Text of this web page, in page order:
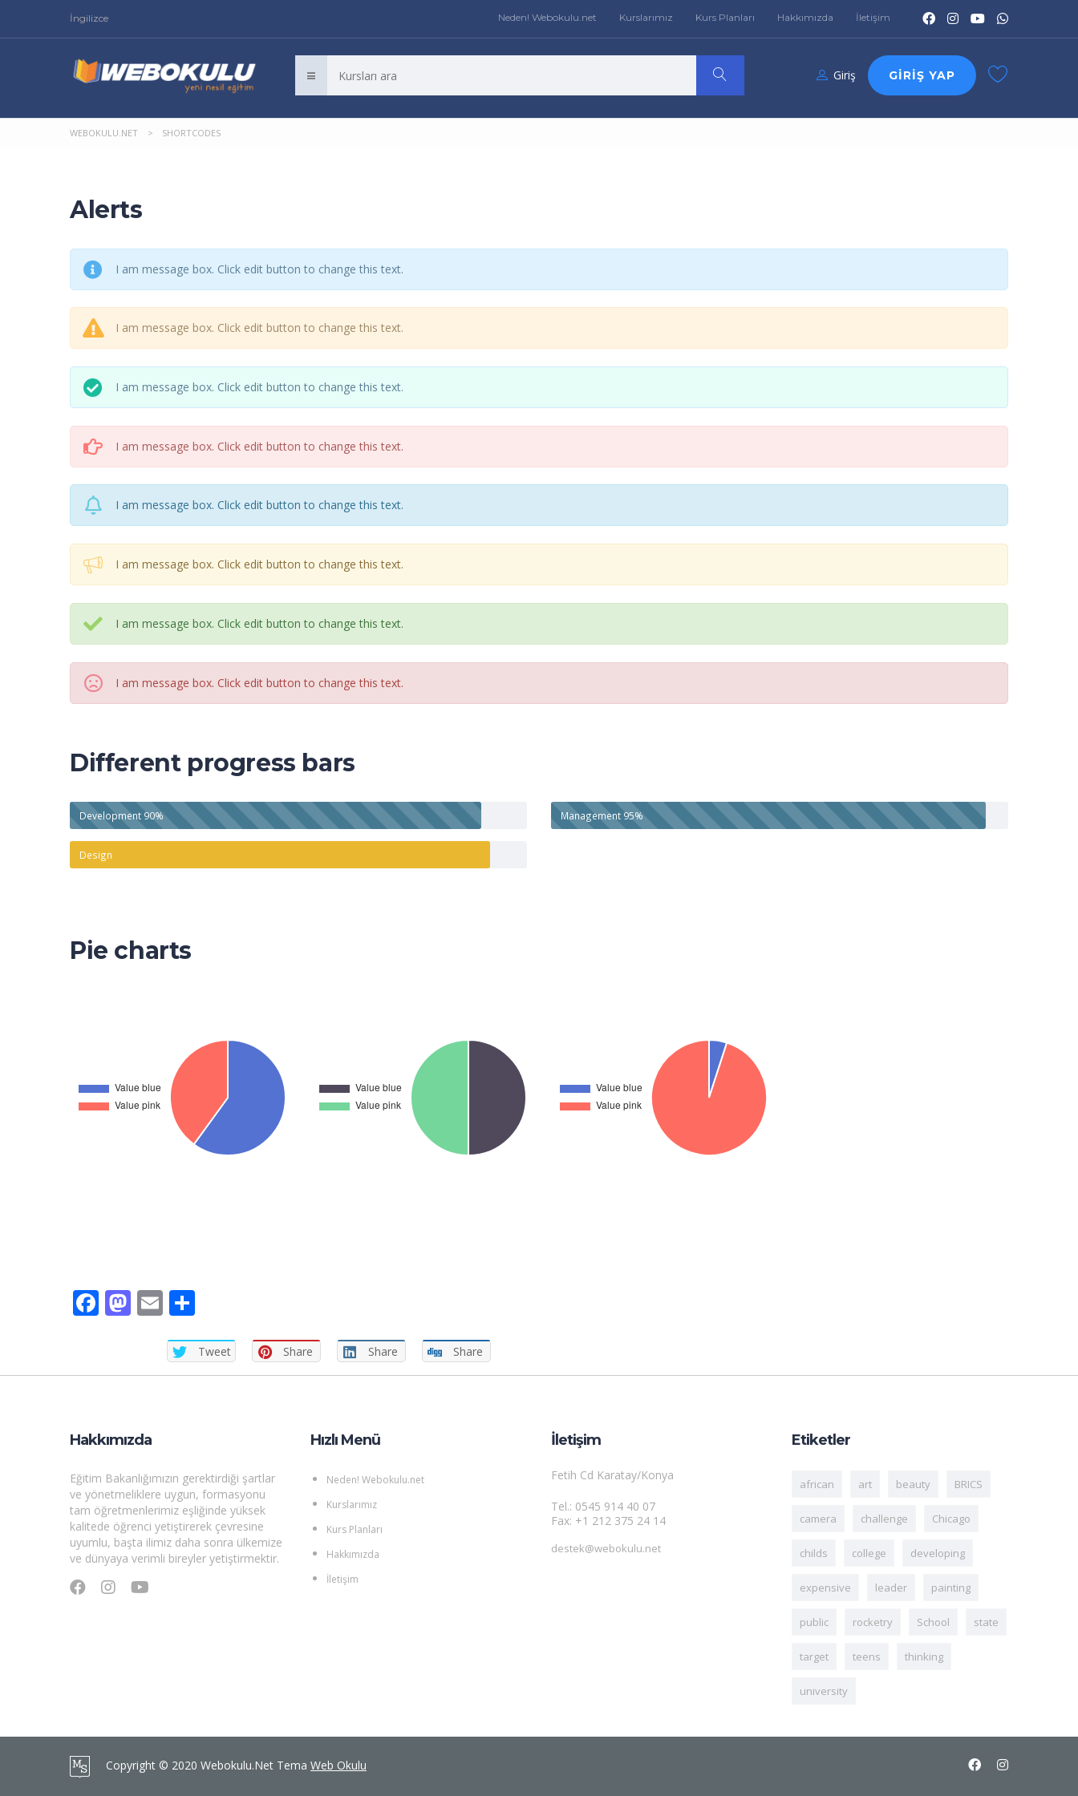
İngilizce Neden! Webokulu.net Kurslarımız Kurs Planları Hakkımızda İletişim
Giriş GIRIŞ YAP
WEBOKULU.NET > SHORTCODES
Alerts
I am message box. Click edit button to change this text.
I am message box. Click edit button to change this text.
I am message box. Click edit button to change this text.
I am message box. Click edit button to change this text.
I am message box. Click edit button to change this text.
I am message box. Click edit button to change this text.
I am message box. Click edit button to change this text.
I am message box. Click edit button to change this text.
Different progress bars
Development 90%
Design
Management 95%
Pie charts
Facebook
Mastodon
Email
Tweet Share Share Share
Hakkımızda
Eğitim Bakanlığımızın gerektirdiği şartlar
ve yönetmeliklere uygun, formasyonu
tam öğretmenlerimiz eşliğinde yüksek
kalitede öğrenci yetiştirerek çevresine
uyumlu, başta ilimiz daha sonra ülkemize
ve dünyaya verimli bireyler yetiştirmektir.
Hızlı Menü
Neden! Webokulu.net
Kurslarımız
Kurs Planları
Hakkımızda
İletişim
İletişim
Fetih Cd Karatay/Konya
Tel.: 0545 914 40 07
Fax: +1 212 375 24 14
destek@webokulu.net
Etiketler
african art beauty BRICS
camera challenge Chicago
childs college developing
expensive leader painting
public rocketry School state
target teens thinking
university
Copyright © 2020 Webokulu.Net Tema Web Okulu